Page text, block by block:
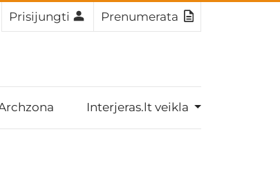
Prisijungti Prenumerata
Interjeras.lt veikla